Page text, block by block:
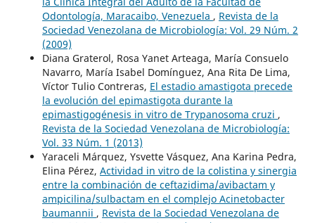
Odontología, Maracaibo, Venezuela , Revista de la
Sociedad Venezolana de Microbiología: Vol. 29 Núm. 2
(2009)
Diana Graterol, Rosa Yanet Arteaga, María Consuelo
Navarro, María Isabel Domínguez, Ana Rita De Lima,
Víctor Tulio Contreras, El estadio amastigota precede
la evolución del epimastigota durante la
epimastigogénesis in vitro de Trypanosoma cruzi ,
Revista de la Sociedad Venezolana de Microbiología:
Vol. 33 Núm. 1 (2013)
Yaraceli Márquez, Ysvette Vásquez, Ana Karina Pedra,
Elina Pérez, Actividad in vitro de la colistina y sinergia
entre la combinación de ceftazidima/avibactam y
ampicilina/sulbactam en el complejo Acinetobacter
baumannii , Revista de la Sociedad Venezolana de